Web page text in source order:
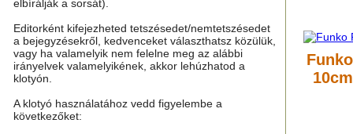
elbírálják a sorsát).
Editorként kifejezheted tetszésedet/nemtetszésedet
a bejegyzésekről, kedvenceket választhatsz közülük,
vagy ha valamelyik nem felelne meg az alábbi
irányelvek valamelyikének, akkor lehúzhatod a
klotyón.
A klotyó használatához vedd figyelembe a
következőket: